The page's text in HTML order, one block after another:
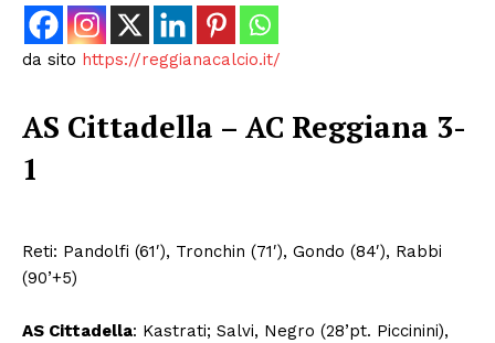
da sito https://reggianacalcio.it/
AS Cittadella – AC Reggiana 3-
1
Reti: Pandolfi (61′), Tronchin (71′), Gondo (84′), Rabbi
(90’+5)
AS Cittadella: Kastrati; Salvi, Negro (28’pt. Piccinini),